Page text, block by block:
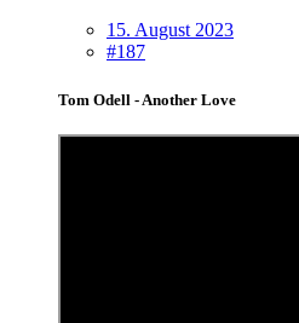
15. August 2023
#187
Tom Odell - Another Love